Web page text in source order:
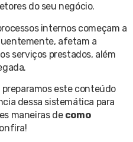
do seu negócio.
internos começam a
afetam a
serviços prestados, além
este conteúdo
dessa sistemática para
maneiras de como